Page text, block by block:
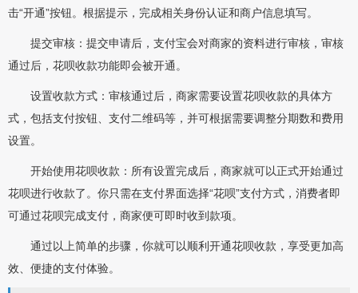
击“开通”按钮。根据提示，完成相关身份认证和商户信息填写。
提交审核：提交申请后，支付宝会对商家的资料进行审核，审核
通过后，花呗收款功能即会被开通。
设置收款方式：审核通过后，商家需要设置花呗收款的具体方
式，包括支付按钮、支付二维码等，并可根据需要调整分期数和费用
设置。
开始使用花呗收款：所有设置完成后，商家就可以正式开始通过
花呗进行收款了。你只需在支付界面选择“花呗”支付方式，消费者即
可通过花呗完成支付，商家便可即时收到款项。
通过以上简单的步骤，你就可以顺利开通花呗收款，享受更加高
效、便捷的支付体验。